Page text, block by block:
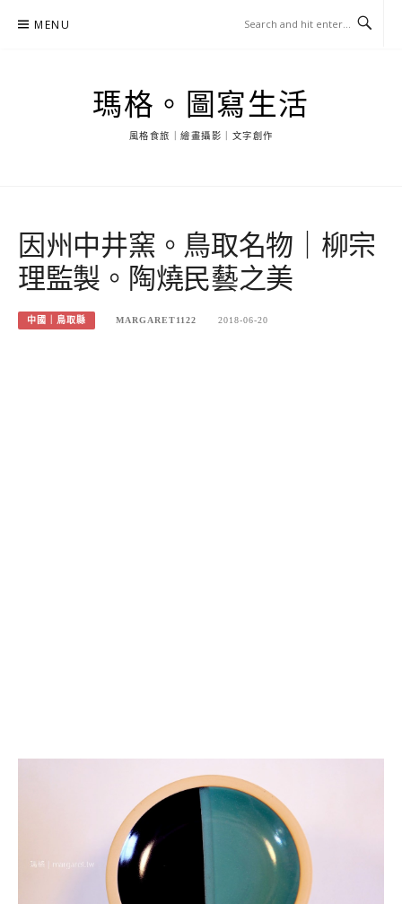
MENU
瑪格。圖寫生活
風格食旅｜繪畫攝影｜文字創作
因州中井窯。鳥取名物｜柳宗
理監製。陶燒民藝之美
中國｜鳥取縣 MARGARET1122 2018-06-20